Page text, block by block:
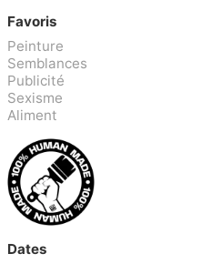
Favoris
Peinture
Semblances
Publicité
Sexisme
Aliment
Dates